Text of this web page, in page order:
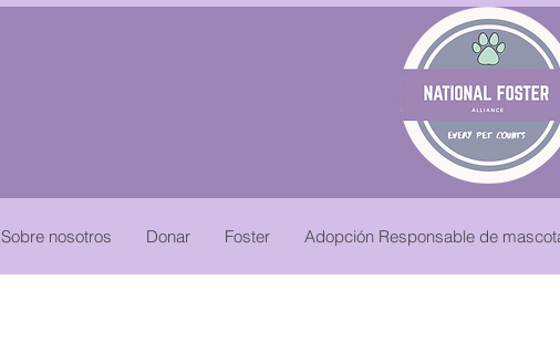
Sobre nosotros Donar Foster Adopción Responsable de